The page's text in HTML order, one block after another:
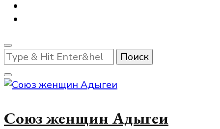
Ищите
что-
то?
Союз женщин Адыгеи